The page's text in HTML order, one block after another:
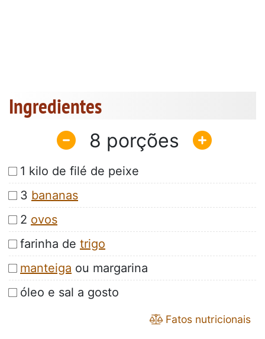
Ingredientes
8
1 kilo de filé de peixe
3 bananas
2 ovos
farinha de trigo
manteiga ou margarina
óleo e sal a gosto
Fatos nutricionais